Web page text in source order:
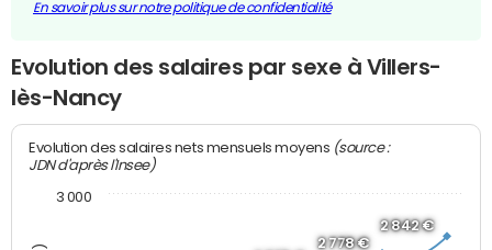
En savoir plus sur notre politique de confidentialité
Evolution des salaires par sexe à Villers-
lès-Nancy
Evolution des salaires nets mensuels moyens (source :
JDN d'après l'Insee)
2 778 €
2 842 €
3 000